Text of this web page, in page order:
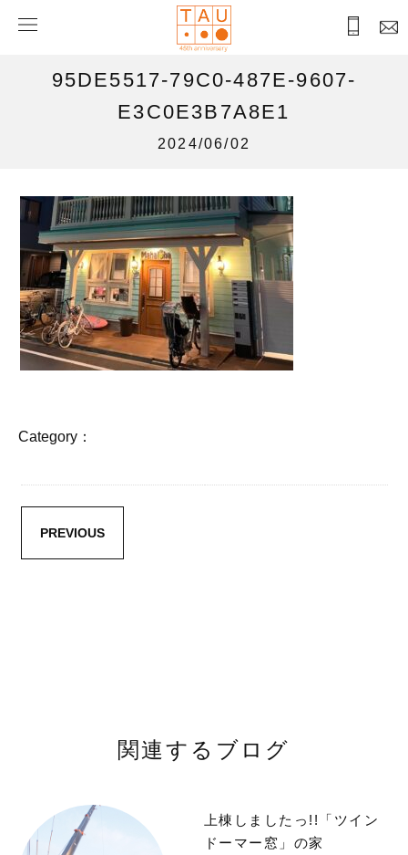
95DE5517-79C0-487E-9607-
E3C0E3B7A8E1
2024/06/02
Category：
PREVIOUS
関連するブログ
上棟しましたっ!!「ツイン
ドーマー窓」の家